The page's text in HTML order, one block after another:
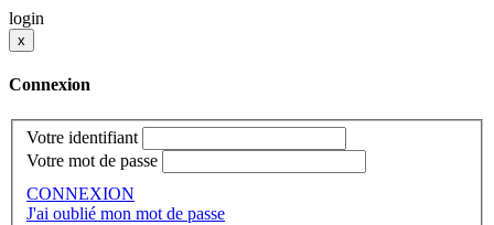
login
x
Connexion
Votre identifiant
Votre mot de passe
CONNEXION
J'ai oublié mon mot de passe